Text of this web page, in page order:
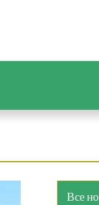
Все